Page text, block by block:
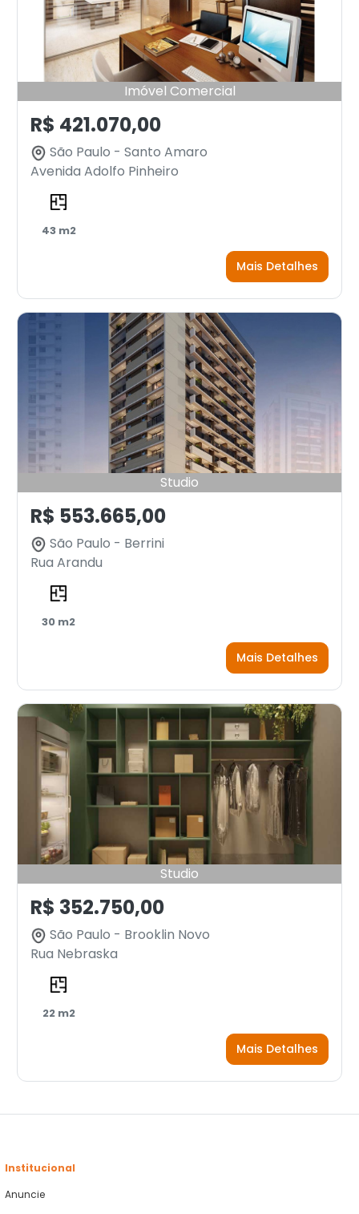
Imóvel Comercial
R$ 421.070,00
São Paulo - Santo Amaro
Avenida Adolfo Pinheiro
43 m2
Mais Detalhes
Studio
R$ 553.665,00
São Paulo - Berrini
Rua Arandu
30 m2
Mais Detalhes
Studio
R$ 352.750,00
São Paulo - Brooklin Novo
Rua Nebraska
22 m2
Mais Detalhes
Institucional
Anuncie